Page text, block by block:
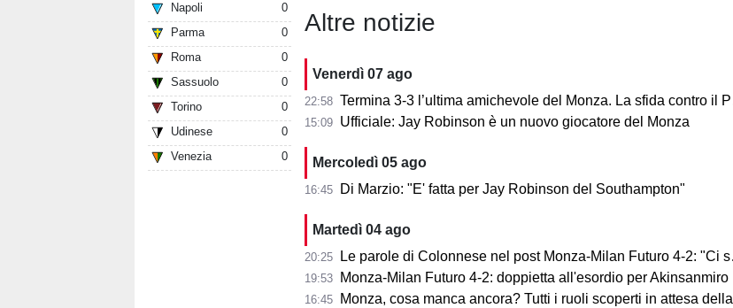
Napoli
0
Parma
0
Roma
0
Sassuolo
0
Torino
0
Udinese
0
Venezia
0
Altre notizie
Venerdì 07 ago
22:58 Termina 3-3 l’ultima amichevole del Monza. La sfida contro il Padova si concentra nella ripresa.
15:09 Ufficiale: Jay Robinson è un nuovo giocatore del Monza
Mercoledì 05 ago
16:45 Di Marzio: "E' fatta per Jay Robinson del Southampton"
Martedì 04 ago
20:25 Le parole di Colonnese nel post Monza-Milan Futuro 4-2: "Ci sentiamo importanti"
19:53 Monza-Milan Futuro 4-2: doppietta all'esordio per Akinsanmiro
16:45 Monza, cosa manca ancora? Tutti i ruoli scoperti in attesa della fine del mercato